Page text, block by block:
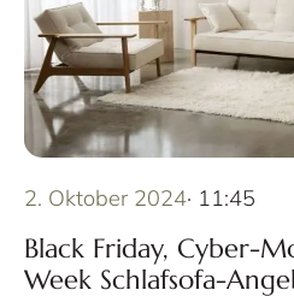
2. Oktober 2024· 11:45
Black Friday, Cyber-
Week Schlafsofa-